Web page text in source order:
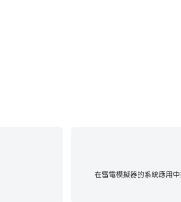
在雷電模擬器的系統應用